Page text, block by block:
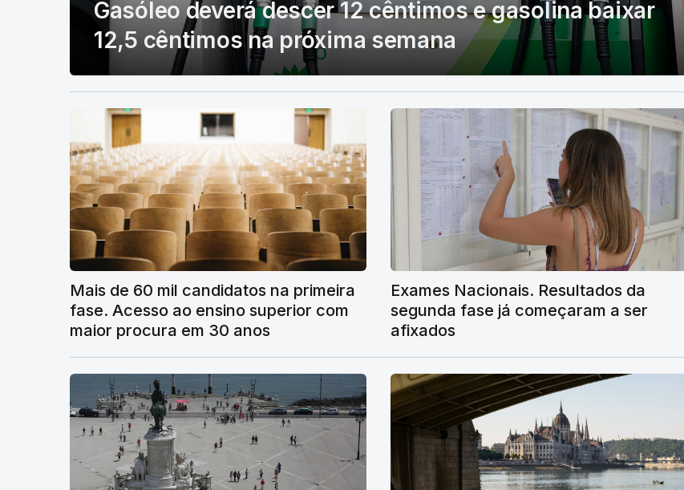
Gasóleo deverá descer 12 cêntimos e gasolina baixar
12,5 cêntimos na próxima semana
Mais de 60 mil candidatos na primeira
fase. Acesso ao ensino superior com
maior procura em 30 anos
Exames Nacionais. Resultados da
segunda fase já começaram a ser
afixados